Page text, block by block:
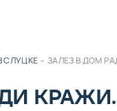
СЛУЦКЕ - ЗАЛЕЗ В ДОМ